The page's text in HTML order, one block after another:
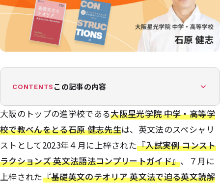
CONTENTS この記事の内容
大阪のトップの進学校である大阪星光学院 中学・高等学
校で教べんをとる石原 健志先生は、英文法のスペシャリ
ストとして2023年４月に上梓された『入試実例 コンスト
ラクションズ 英文法語法コンプリートガイド』、７月に
上梓された『基礎英文のテオリア 英文法で迫る英文読解